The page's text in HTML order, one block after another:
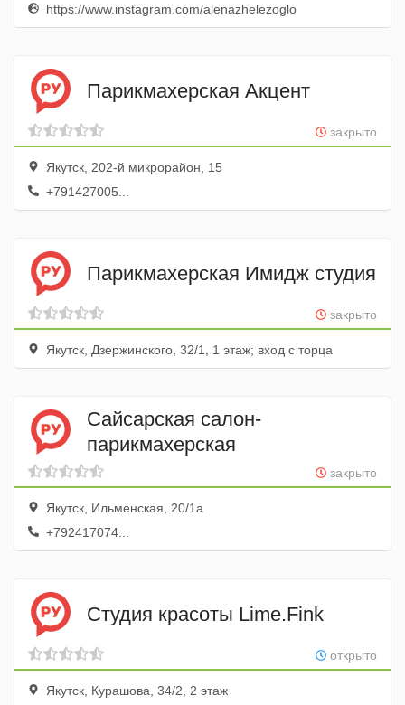
https://www.instagram.com/alenazhelezoglo
Парикмахерская Акцент
закрыто
Якутск, 202-й микрорайон, 15
+791427005...
Парикмахерская Имидж студия
закрыто
Якутск, Дзержинского, 32/1, 1 этаж; вход с торца
Сайсарская салон-
парикмахерская
закрыто
Якутск, Ильменская, 20/1а
+792417074...
Студия красоты Lime.Fink
открыто
Якутск, Курашова, 34/2, 2 этаж